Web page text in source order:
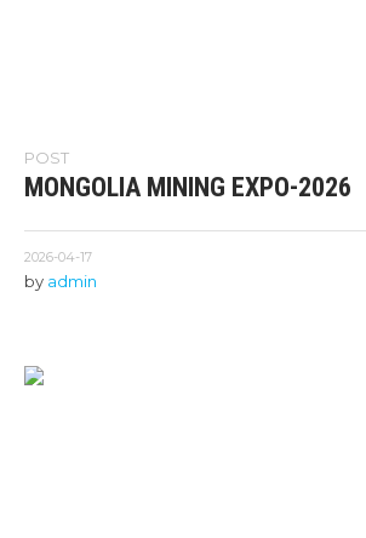
POST
MONGOLIA MINING EXPO-2026
2026-04-17
by admin